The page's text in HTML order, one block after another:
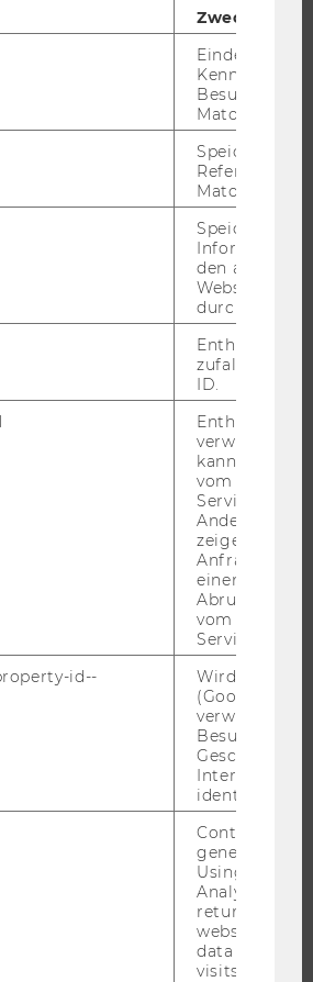
UND STUDIENINTERESSIERTE
Zweck
Eindeutige
Besuchers
Matomo.
Speicherung
Referrers
Matomo.
Speicherung
den aktuellen
durch
Enthält eine
ID.
Enthält ein
verwendet
kann, um
vom AMP-
Service
Andere
zeigen Opt-
Anfrage im
einen Fehler
Abrufen
vom AMP
Service an.
id--
Wird von
(Google Tag
verwendet,
Besucher
Geschlecht
Interessen zu
identifizieren.
Contains a
generated
Using this
Analytics can
returning
website and
data from
visits.